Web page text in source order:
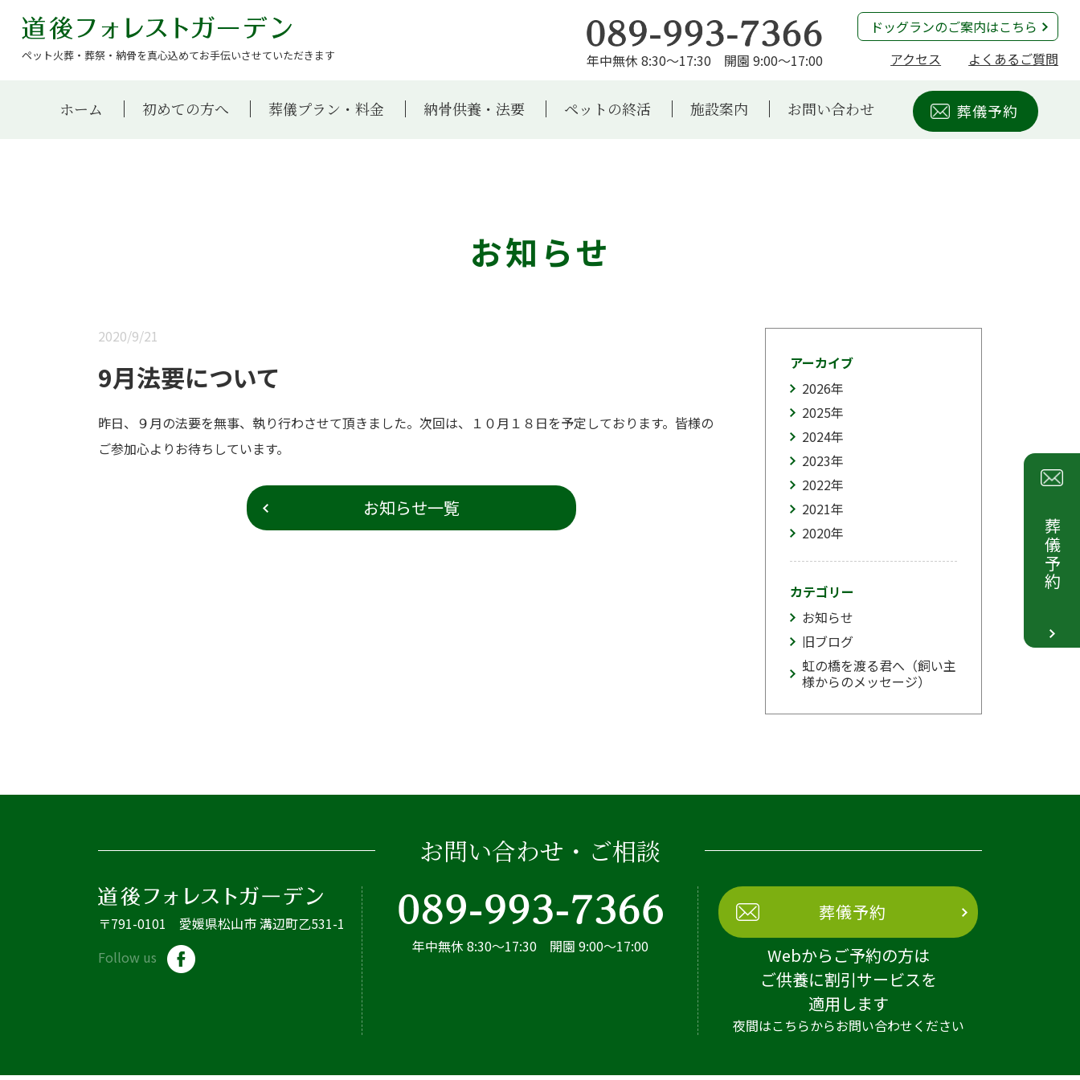
ペット火葬・葬祭・納骨を真心込めてお手伝いさせていただきます 年中無休 8:30～17:30 開園 9:00～17:00
ドッグランのご案内はこちら
アクセス
よくあるご質問
ホーム 初めての方へ 葬儀プラン・料金 納骨供養・法要 ペットの終活 施設案内 お問い合わせ 葬儀予約
お知らせ
2020/9/21
9月法要について
昨日、９月の法要を無事、執り行わさせて頂きました。次回は、１０月１８日を予定しております。皆様の
ご参加心よりお待ちしています。
お知らせ一覧
アーカイブ
2026年
2025年
2024年
2023年
2022年
2021年
2020年
カテゴリー
お知らせ
旧ブログ
虹の橋を渡る君へ（飼い主
様からのメッセージ）
葬儀予約
お問い合わせ・ご相談
〒791-0101 愛媛県松山市 溝辺町乙531-1
Follow us
年中無休 8:30～17:30 開園 9:00～17:00
葬儀予約
Webからご予約の方は
ご供養に割引サービスを
適用します
夜間はこちらからお問い合わせください